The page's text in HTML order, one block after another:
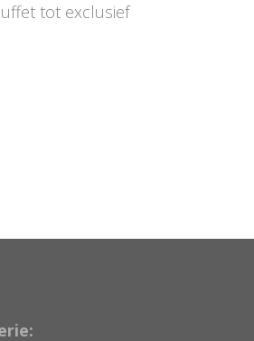
tot exclusief